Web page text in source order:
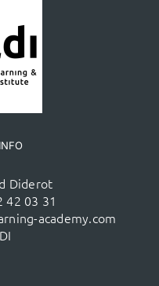
Diderot
42 03 31
academy.com